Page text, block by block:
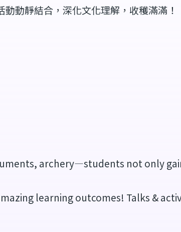
動靜結合，深化文化理解，收穫滿滿！
archery—students not only
learning outcomes! Talks &